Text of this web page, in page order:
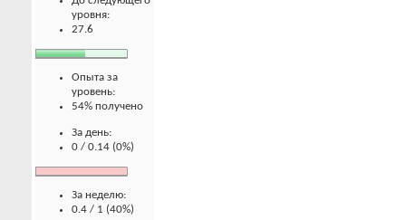
уровня:
27.6
Опыта за
уровень:
54% получено
За день:
0 / 0.14 (0%)
За неделю:
0.4 / 1 (40%)